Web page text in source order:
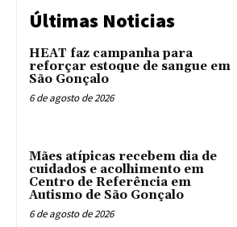
Últimas Noticias
HEAT faz campanha para
reforçar estoque de sangue em
São Gonçalo
6 de agosto de 2026
Mães atípicas recebem dia de
cuidados e acolhimento em
Centro de Referência em
Autismo de São Gonçalo
6 de agosto de 2026